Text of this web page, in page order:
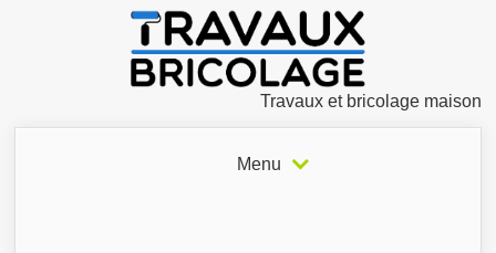
Travaux et bricolage maison
Menu